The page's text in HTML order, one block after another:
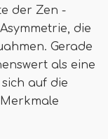
der Zen -
die
Gerade
als eine
auf die